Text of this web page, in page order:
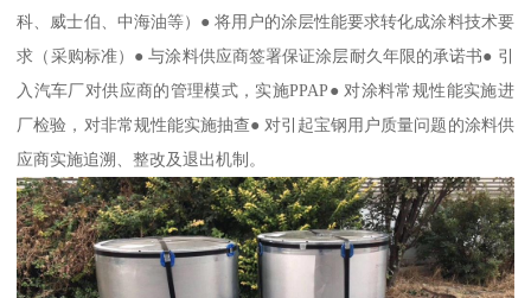
科、威士伯、中海油等）● 将用户的涂层性能要求转化成涂料技术要
求（采购标准）● 与涂料供应商签署保证涂层耐久年限的承诺书● 引
入汽车厂对供应商的管理模式，实施PPAP● 对涂料常规性能实施进
厂检验，对非常规性能实施抽查● 对引起宝钢用户质量问题的涂料供
应商实施追溯、整改及退出机制。